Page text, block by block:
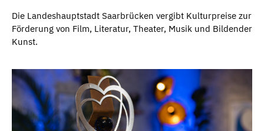
Die Landeshauptstadt Saarbrücken vergibt Kulturpreise zur
Förderung von Film, Literatur, Theater, Musik und Bildender
Kunst.